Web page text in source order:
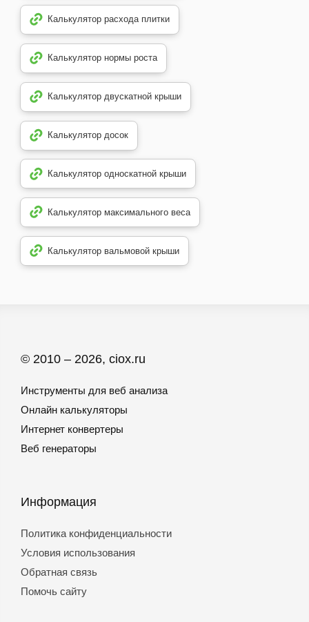
Калькулятор расхода плитки
Калькулятор нормы роста
Калькулятор двускатной крыши
Калькулятор досок
Калькулятор односкатной крыши
Калькулятор максимального веса
Калькулятор вальмовой крыши
© 2010 – 2026, ciox.ru
Инструменты для веб анализа
Онлайн калькуляторы
Интернет конвертеры
Веб генераторы
Информация
Политика конфиденциальности
Условия использования
Обратная связь
Помочь сайту